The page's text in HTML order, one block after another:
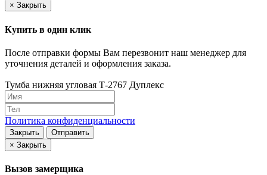
× Закрыть
Купить в один клик
После отправки формы Вам перезвонит наш менеджер для
уточнения деталей и оформления заказа.
Тумба нижняя угловая Т-2767 Дуплекс
Политика конфиденциальности
Закрыть
Отправить
× Закрыть
Вызов замерщика